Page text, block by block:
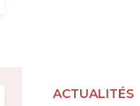
ACTUALITÉS